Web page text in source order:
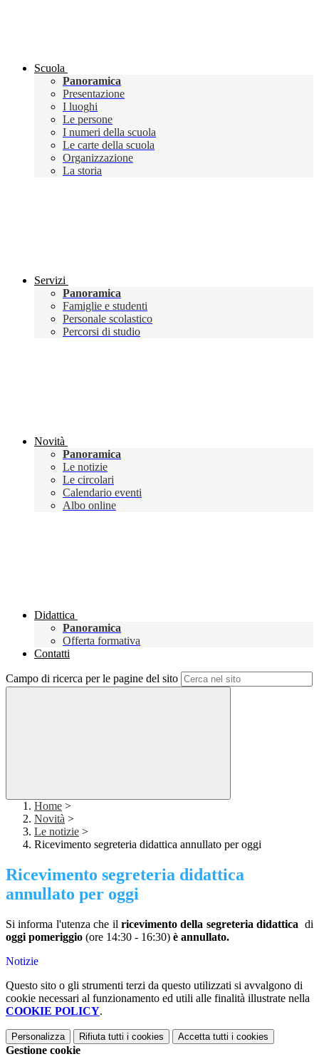
Scuola
Panoramica
Presentazione
I luoghi
Le persone
I numeri della scuola
Le carte della scuola
Organizzazione
La storia
Servizi
Panoramica
Famiglie e studenti
Personale scolastico
Percorsi di studio
Novità
Panoramica
Le notizie
Le circolari
Calendario eventi
Albo online
Didattica
Panoramica
Offerta formativa
Contatti
Campo di ricerca per le pagine del sito
Home >
Novità >
Le notizie >
Ricevimento segreteria didattica annullato per oggi
Ricevimento segreteria didattica
annullato per oggi
Si informa l'utenza che il ricevimento della segreteria didattica di
oggi pomeriggio (ore 14:30 - 16:30) è annullato.
Notizie
Questo sito o gli strumenti terzi da questo utilizzati si avvalgono di
cookie necessari al funzionamento ed utili alle finalità illustrate nella
COOKIE POLICY.
Personalizza Rifiuta tutti i cookies Accetta tutti i cookies
Gestione cookie